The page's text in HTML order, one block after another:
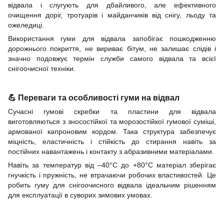
відвала і слугують для дбайливого, але ефективного
очищення доріг, тротуарів і майданчиків від снігу, льоду та
ожеледиці.
Використання гуми для відвала запобігає пошкодженню
дорожнього покриття, не вириває бітум, не залишає слідів і
значно подовжує термін служби самого відвала та всієї
снігоочисної техніки.
💪 Переваги та особливості гуми на відвал
Сучасні гумові скребки та пластини для відвала
виготовляються з зносостійкої та морозостійкої гумової суміші,
армованої капроновим кордом. Така структура забезпечує
міцність, еластичність і стійкість до стирання навіть за
постійних навантажень і контакту з абразивними матеріалами.
Навіть за температур від –40°C до +80°C матеріал зберігає
гнучкість і пружність, не втрачаючи робочих властивостей. Це
робить гуму для снігоочисного відвала ідеальним рішенням
для експлуатації в суворих зимових умовах.